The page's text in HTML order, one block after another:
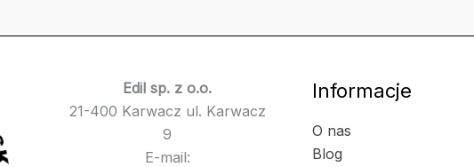
Edil sp. z o.o.
21-400 Karwacz ul. Karwacz
9
E-mail:
Informacje
O nas
Blog